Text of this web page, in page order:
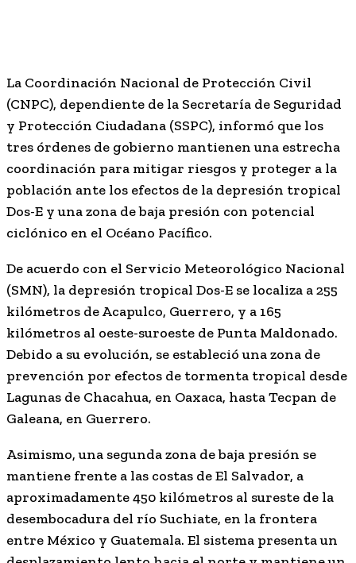
La Coordinación Nacional de Protección Civil
(CNPC), dependiente de la Secretaría de Seguridad
y Protección Ciudadana (SSPC), informó que los
tres órdenes de gobierno mantienen una estrecha
coordinación para mitigar riesgos y proteger a la
población ante los efectos de la depresión tropical
Dos-E y una zona de baja presión con potencial
ciclónico en el Océano Pacífico.
De acuerdo con el Servicio Meteorológico Nacional
(SMN), la depresión tropical Dos-E se localiza a 255
kilómetros de Acapulco, Guerrero, y a 165
kilómetros al oeste-suroeste de Punta Maldonado.
Debido a su evolución, se estableció una zona de
prevención por efectos de tormenta tropical desde
Lagunas de Chacahua, en Oaxaca, hasta Tecpan de
Galeana, en Guerrero.
Asimismo, una segunda zona de baja presión se
mantiene frente a las costas de El Salvador, a
aproximadamente 450 kilómetros al sureste de la
desembocadura del río Suchiate, en la frontera
entre México y Guatemala. El sistema presenta un